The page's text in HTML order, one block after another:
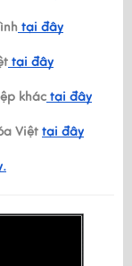
tại đây
tại đây
khác tại đây
Việt tại đây